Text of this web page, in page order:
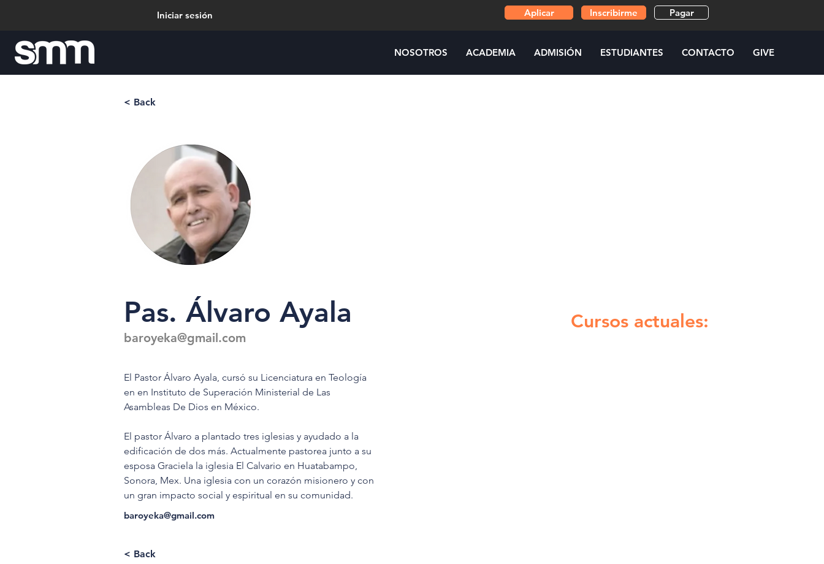
Iniciar sesión Inscribirme Pagar
Aplicar
NOSOTROS ACADEMIA ADMISIÓN ESTUDIANTES CONTACTO GIVE
< Back
Pas. Álvaro Ayala
baroyeka@gmail.com
El Pastor Álvaro Ayala, cursó su Licenciatura en Teología
en en Instituto de Superación Ministerial de Las
Asambleas De Dios en México.
El pastor Álvaro a plantado tres iglesias y ayudado a la
edificación de dos más. Actualmente pastorea junto a su
esposa Graciela la iglesia El Calvario en Huatabampo,
Sonora, Mex. Una iglesia con un corazón misionero y con
un gran impacto social y espiritual en su comunidad.
baroyeka@gmail.com
< Back
Cursos actuales: